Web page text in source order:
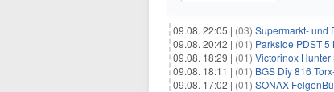
09.08. 22:05 | (03) Supermarkt- und
09.08. 20:42 | (01) Parkside PDST
09.08. 18:29 | (01) Victorinox
09.08. 18:11 | (01) BGS Diy 816
09.08. 17:02 | (01) SONAX